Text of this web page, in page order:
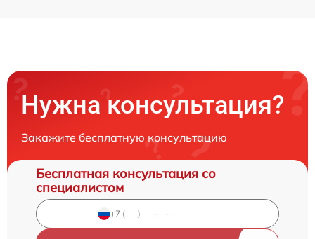
Нужна консультация?
Закажите бесплатную консультацию
Бесплатная консультация со
специалистом